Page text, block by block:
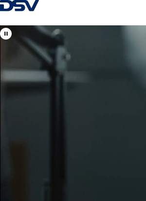
Tagasi kodulehele
õhu-, mere-, maantee- ja